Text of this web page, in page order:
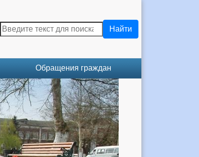
Найти
Обращения граждан